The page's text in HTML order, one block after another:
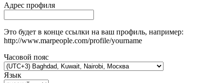
Адрес профиля
Это будет в конце ссылки на ваш профиль, например:
http://www.marpeople.com/profile/yourname
Часовой пояс
Язык